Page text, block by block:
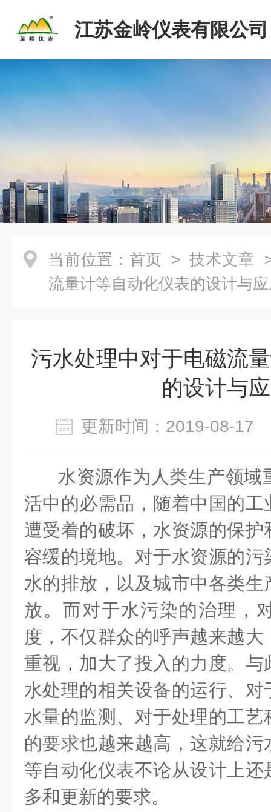
江苏金岭仪表有限公司
当前位置： 首页 > 技术文章
流量计等自动化仪表的设计与
污水处理中对于电磁流
的设计与
更新时间：2019-08-
水资源作为人类生产领域
活中的必需品，随着中国的
遭受着的破坏，水资源的保
容缓的境地。对于水资源的
水的排放，以及城市中各类
放。而对于水污染的治理，
度，不仅群众的呼声越来越
重视，加大了投入的力度。
水处理的相关设备的运行、
水量的监测、对于处理的工
的要求也越来越高，这就给
等自动化仪表不论从设计上
多和更新的要求。